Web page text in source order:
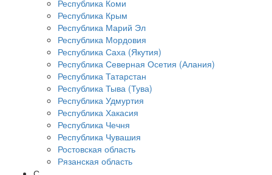
Республика Коми
Республика Крым
Республика Марий Эл
Республика Мордовия
Республика Саха (Якутия)
Республика Северная Осетия (Алания)
Республика Татарстан
Республика Тыва (Тува)
Республика Удмуртия
Республика Хакасия
Республика Чечня
Республика Чувашия
Ростовская область
Рязанская область